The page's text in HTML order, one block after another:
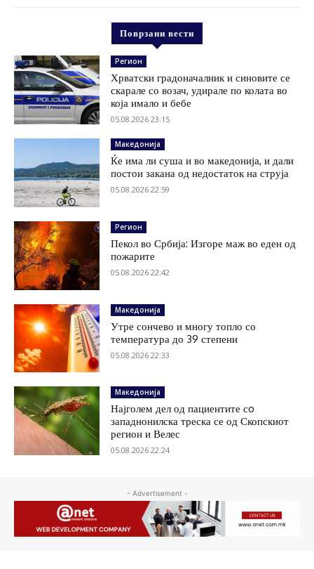
Поврзани вести
Регион
Хрватски градоначалник и синовите се
скарале со возач, удирале по колата во
која имало и бебе
05.08.2026 23:15
Македонија
Ќе има ли суша и во македонија, и дали
постои закана од недостаток на струја
05.08.2026 22:59
Регион
Пекол во Србија: Изгоре маж во еден од
пожарите
05.08.2026 22:42
Македонија
Утре сончево и многу топло со
температура до 39 степени
05.08.2026 22:33
Македонија
Најголем дел од пациентите сo
западнонилска треска се од Скопскиот
регион и Велес
05.08.2026 22:24
- Advertisement -